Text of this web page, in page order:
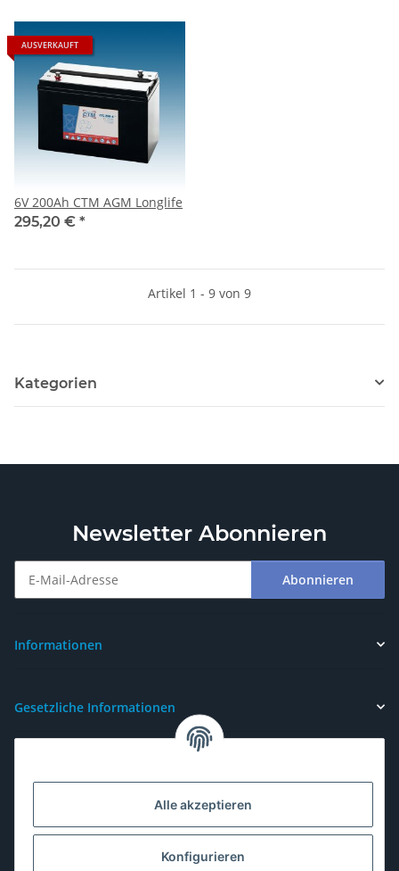
Alle akzeptieren
Konfigurieren
AUSVERKAUFT
6V 200Ah CTM AGM Longlife
295,20 € *
Artikel 1 - 9 von 9
Kategorien
Newsletter Abonnieren
Abonnieren
Informationen
Gesetzliche Informationen